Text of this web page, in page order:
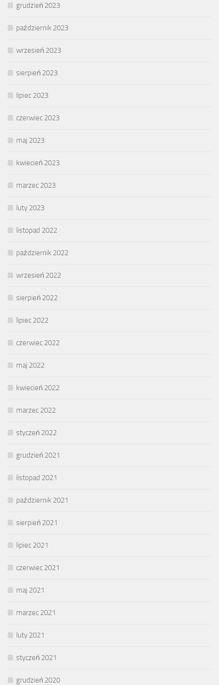
grudzień 2023
październik 2023
wrzesień 2023
sierpień 2023
lipiec 2023
czerwiec 2023
maj 2023
kwiecień 2023
marzec 2023
luty 2023
listopad 2022
październik 2022
wrzesień 2022
sierpień 2022
lipiec 2022
czerwiec 2022
maj 2022
kwiecień 2022
marzec 2022
styczeń 2022
grudzień 2021
listopad 2021
październik 2021
sierpień 2021
lipiec 2021
czerwiec 2021
maj 2021
marzec 2021
luty 2021
styczeń 2021
grudzień 2020